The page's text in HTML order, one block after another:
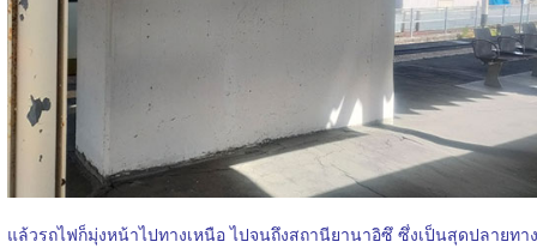
แล้วรถไฟก็มุ่งหน้าไปทางเหนือ ไปจนถึงสถานียานาอิซึ ซึ่งเป็นสุดปลายทาง